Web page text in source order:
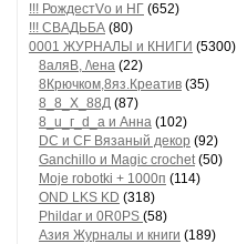
!!! РождестVо и НГ (652)
!!! СВАДЬБА (80)
0001 ЖУРНАЛЫ и КНИГИ (5300)
8аляB, /\ена (22)
8Крючком,8яз.Креатив (35)
8_8_Х_88Д (87)
8_u_г_d_a и Анна (102)
DC и CF Вязаный декор (92)
Ganchillo и Magic crochet(50)
Moje robotki + 1000п (114)
OND LKS KD (318)
Phildar и 0R0PS (58)
Азия Журналы и книги (189)